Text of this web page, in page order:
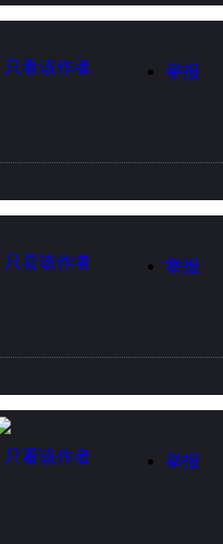
只看该作者 举报
只看该作者 举报
只看该作者 举报